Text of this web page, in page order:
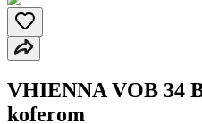
VHIENNA VOB 34
koferom